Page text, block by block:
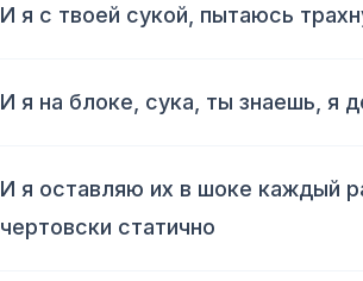
И я с твоей сукой, пытаюсь
И я на блоке, сука, ты знаешь, я
И я оставляю их в шоке каждый
чертовски статично